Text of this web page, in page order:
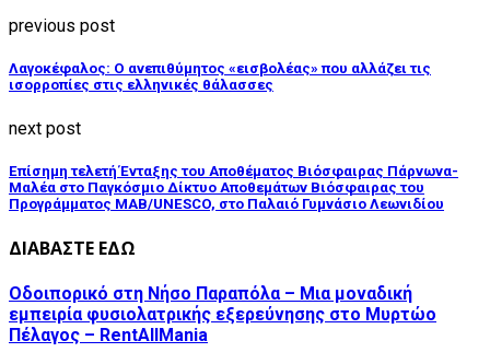
previous post
Λαγοκέφαλος: Ο ανεπιθύμητος «εισβολέας» που αλλάζει τις
ισορροπίες στις ελληνικές θάλασσες
next post
Επίσημη τελετή Ένταξης του Αποθέματος Βιόσφαιρας Πάρνωνα-
Μαλέα στο Παγκόσμιο Δίκτυο Αποθεμάτων Βιόσφαιρας του
Προγράμματος MAB/UNESCO, στο Παλαιό Γυμνάσιο Λεωνιδίου
ΔΙΑΒΑΣΤΕ ΕΔΩ
Οδοιπορικό στη Νήσο Παραπόλα – Μια μοναδική
εμπειρία φυσιολατρικής εξερεύνησης στο Μυρτώο
Πέλαγος – RentAllMania